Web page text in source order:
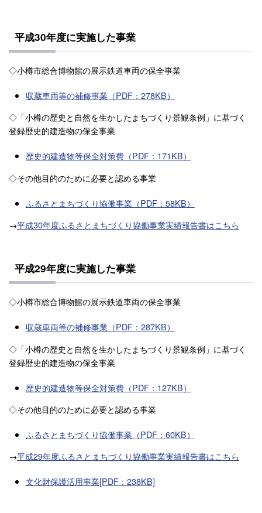
平成30年度に実施した事業
◇小樽市総合博物館の展示鉄道車両の保全事業
収蔵車両等の補修事業（PDF：278KB）
◇「小樽の歴史と自然を生かしたまちづくり景観条例」に基づく
登録歴史的建造物の保全事業
歴史的建造物等保全対策費（PDF：171KB）
◇その他目的のために必要と認める事業
ふるさとまちづくり協働事業（PDF：58KB）
→平成30年度ふるさとまちづくり協働事業実績報告書はこちら
平成29年度に実施した事業
◇小樽市総合博物館の展示鉄道車両の保全事業
収蔵車両等の補修事業（PDF：287KB）
◇「小樽の歴史と自然を生かしたまちづくり景観条例」に基づく
登録歴史的建造物の保全事業
歴史的建造物等保全対策費（PDF：127KB）
◇その他目的のために必要と認める事業
ふるさとまちづくり協働事業（PDF：60KB）
→平成29年度ふるさとまちづくり協働事業実績報告書はこちら
文化財保護活用事業[PDF：238KB]